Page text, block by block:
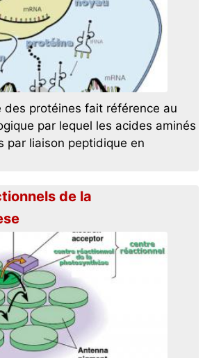
des protéines fait référence au
par lequel les acides aminés
par liaison peptidique en
de la